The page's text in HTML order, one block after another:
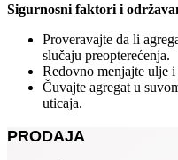
Sigurnosni faktori i
Proveravajte da li
slučaju preopterećenja.
Redovno menjajte ulje
Čuvajte agregat u
uticaja.
PRODAJA